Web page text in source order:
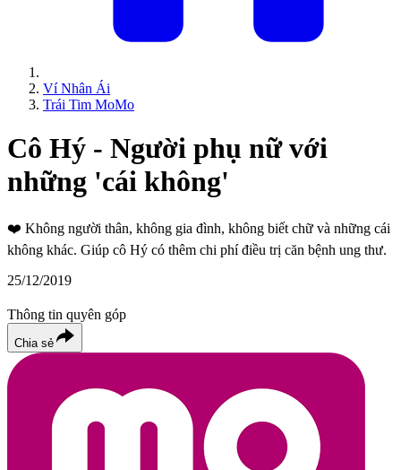
Ví Nhân Ái
Trái Tim MoMo
Cô Hý - Người phụ nữ với
những 'cái không'
❤️ Không người thân, không gia đình, không biết chữ và những cái
không khác. Giúp cô Hý có thêm chi phí điều trị căn bệnh ung thư.
25/12/2019
Thông tin quyên góp
Chia sẻ